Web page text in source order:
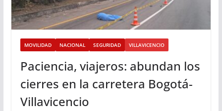
MOVILIDAD NACIONAL SEGURIDAD VILLAVICENCIO
Paciencia, viajeros: abundan los
cierres en la carretera Bogotá-
Villavicencio